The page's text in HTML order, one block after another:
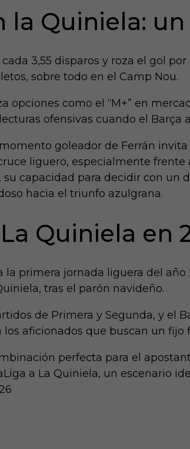
la Quiniela:
3,55 disparos y roza el gol por
sobre todo en el Camp Nou.
opciones como el “M+” en
ofensivas cuando el Barça
goleador de Ferrán
liguero, especialmente
capacidad para decidir con un
hacia el triunfo azulgrana.
Quiniela en
primera jornada liguera del
tras el parón navideño.
de Primera y Segunda, y el
aficionados que buscan un fijo
perfecta para el
a La Quiniela, un escenario